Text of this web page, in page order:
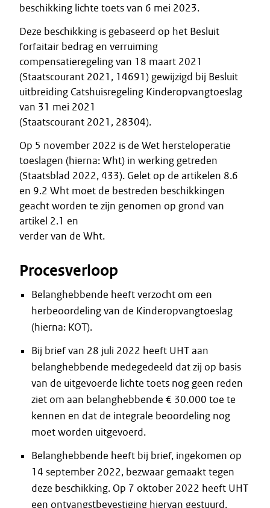
beschikking lichte toets van 6 mei 2023.
Deze beschikking is gebaseerd op het Besluit
forfaitair bedrag en verruiming
compensatieregeling van 18 maart 2021
(Staatscourant 2021, 14691) gewijzigd bij Besluit
uitbreiding Catshuisregeling Kinderopvangtoeslag
van 31 mei 2021
(Staatscourant 2021, 28304).
Op 5 november 2022 is de Wet hersteloperatie
toeslagen (hierna: Wht) in werking getreden
(Staatsblad 2022, 433). Gelet op de artikelen 8.6
en 9.2 Wht moet de bestreden beschikkingen
geacht worden te zijn genomen op grond van
artikel 2.1 en
verder van de Wht.
Procesverloop
Belanghebbende heeft verzocht om een
herbeoordeling van de Kinderopvangtoeslag
(hierna: KOT).
Bij brief van 28 juli 2022 heeft UHT aan
belanghebbende medegedeeld dat zij op basis
van de uitgevoerde lichte toets nog geen reden
ziet om aan belanghebbende € 30.000 toe te
kennen en dat de integrale beoordeling nog
moet worden uitgevoerd.
Belanghebbende heeft bij brief, ingekomen op
14 september 2022, bezwaar gemaakt tegen
deze beschikking. Op 7 oktober 2022 heeft UHT
een ontvangstbevestiging hiervan gestuurd.